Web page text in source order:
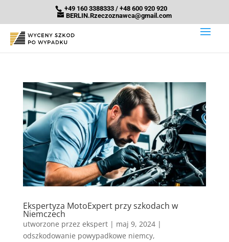
+49 160 3388333 / +48 600 920 920
BERLIN.Rzeczoznawca@gmail.com
Ekspertyza MotoExpert przy szkodach w
Niemczech
utworzone przez ekspert| maj 9, 2024|
odszkodowanie powypadkowe niemcy,